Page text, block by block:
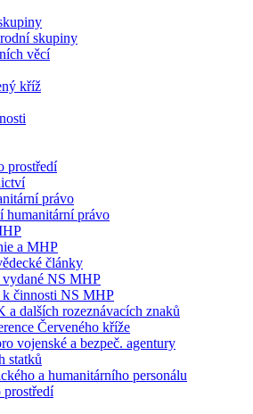
skupiny
věcí
kříž
prostředí
právo
humanitární právo
a MHP
články
NS MHP
činnosti NS MHP
a dalších rozeznávacích znaků
Červeného kříže
vojenské a bezpeč. agentury
statků
a humanitárního personálu
prostředí